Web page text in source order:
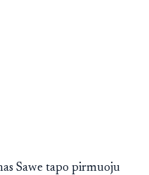
Sawe tapo pirmuoju